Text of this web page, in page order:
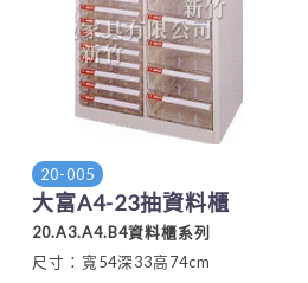
20-005
大富A4-23抽資料櫃
20.A3.A4.B4資料櫃系列
尺寸：寬54深33高74cm